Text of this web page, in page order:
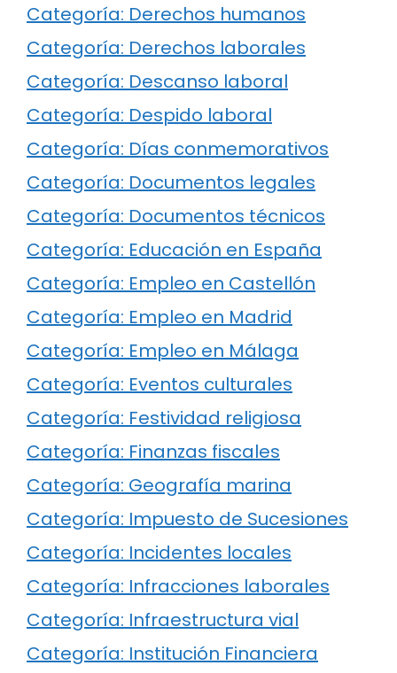
Categoría: Derechos humanos
Categoría: Derechos laborales
Categoría: Descanso laboral
Categoría: Despido laboral
Categoría: Días conmemorativos
Categoría: Documentos legales
Categoría: Documentos técnicos
Categoría: Educación en España
Categoría: Empleo en Castellón
Categoría: Empleo en Madrid
Categoría: Empleo en Málaga
Categoría: Eventos culturales
Categoría: Festividad religiosa
Categoría: Finanzas fiscales
Categoría: Geografía marina
Categoría: Impuesto de Sucesiones
Categoría: Incidentes locales
Categoría: Infracciones laborales
Categoría: Infraestructura vial
Categoría: Institución Financiera